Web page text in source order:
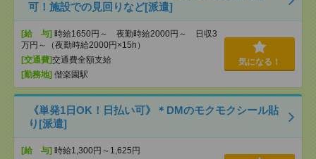
可！施設での見回りなど[派遣]
[給 与] 時給1650円～ 夜勤時給2000円～ 日収3
万円～（夜勤時給2000円×15h）
[交通費]交通費全額支給
[勤務地] 偕楽園駅
気になる！
《単発1日OK！日払い可》＊DMのモクモクシール貼
り[派遣]
[給 与] 時給1,300円～1,625円